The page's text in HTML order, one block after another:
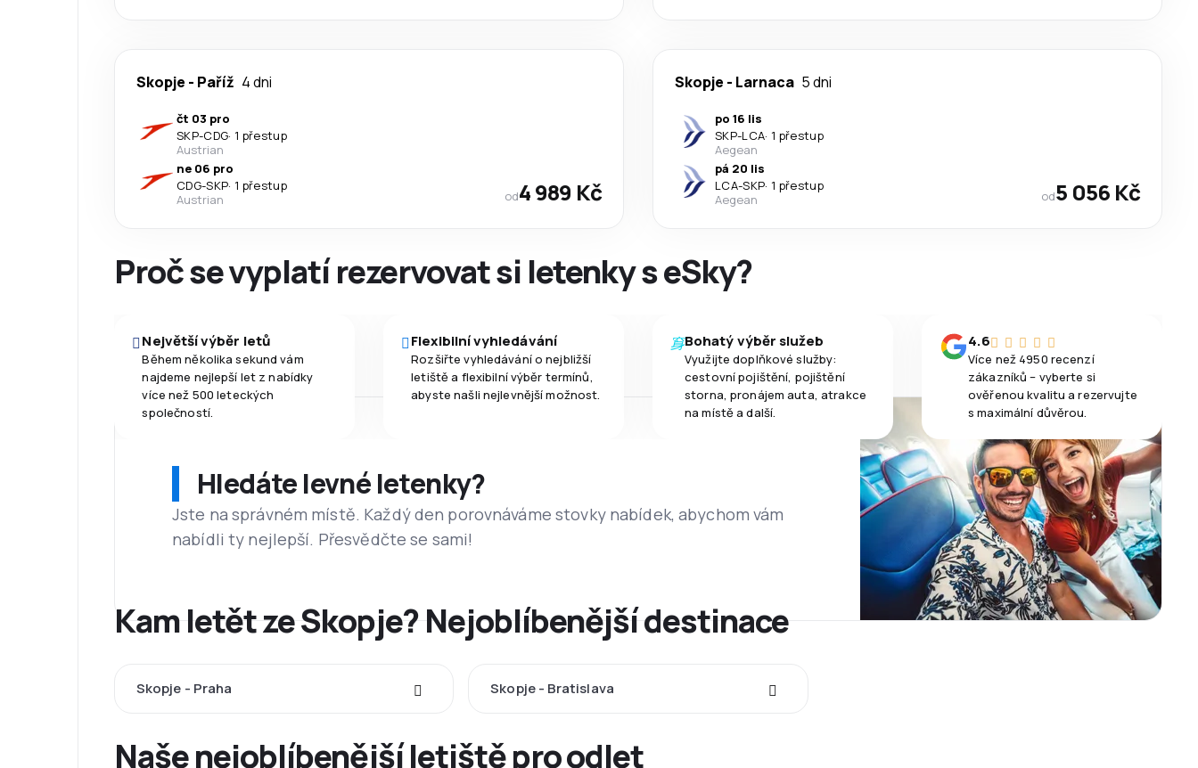
Skopje - Paříž 4 dni
čt 03 pro
SKP-CDG· 1 přestup
Austrian
ne 06 pro
CDG-SKP· 1 přestup
Austrian
od4 989 Kč
Skopje - Larnaca 5 dni
po 16 lis
SKP-LCA· 1 přestup
Aegean
pá 20 lis
LCA-SKP· 1 přestup
Aegean
od5 056 Kč
Proč se vyplatí rezervovat si letenky s eSky?
Největší výběr letů
Během několika sekund vám
najdeme nejlepší let z nabídky
více než 500 leteckých
společností.
Flexibilní vyhledávání
Rozšiřte vyhledávání o nejbližší
letiště a flexibilní výběr termínů,
abyste našli nejlevnější možnost.
Bohatý výběr služeb
Využijte doplňkové služby:
cestovní pojištění, pojištění
storna, pronájem auta, atrakce
na místě a další.
4.6
Více než 4950 recenzí
zákazníků – vyberte si
ověřenou kvalitu a rezervujte
s maximální důvěrou.
Hledáte levné letenky?
Jste na správném místě. Každý den porovnáváme stovky nabídek, abychom vám
nabídli ty nejlepší. Přesvědčte se sami!
Kam letět ze Skopje? Nejoblíbenější destinace
Skopje - Praha Skopje - Bratislava
Naše nejoblíbenější letiště pro odlet